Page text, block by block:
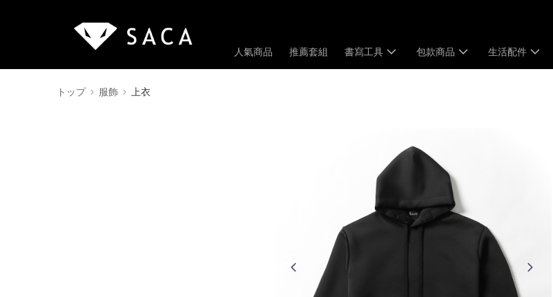
人氣商品 推薦套組 書寫工具 包款商品 生活配件
トップ 服飾 上衣